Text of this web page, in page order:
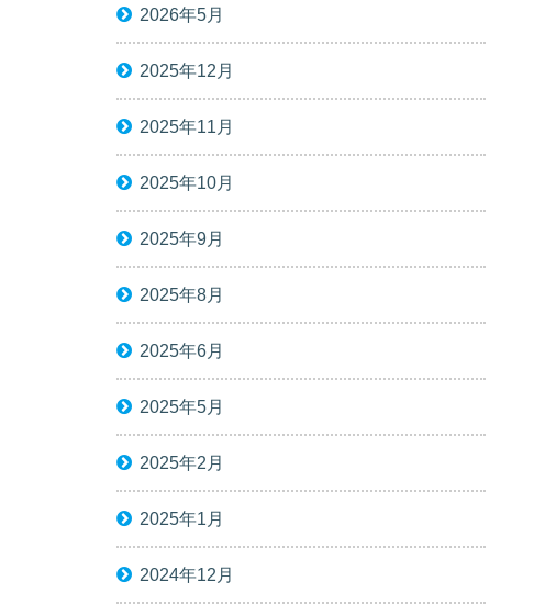
2026年5月
2025年12月
2025年11月
2025年10月
2025年9月
2025年8月
2025年6月
2025年5月
2025年2月
2025年1月
2024年12月